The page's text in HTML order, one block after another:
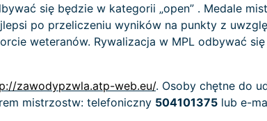
się będzie w kategorii „open” . Medale
po przeliczeniu wyników na punkty z
weteranów. Rywalizacja w MPL odbywać
zawodypzwla.atp-web.eu/. Osoby chętne do
mistrzostw: telefoniczny 504101375 lub e-